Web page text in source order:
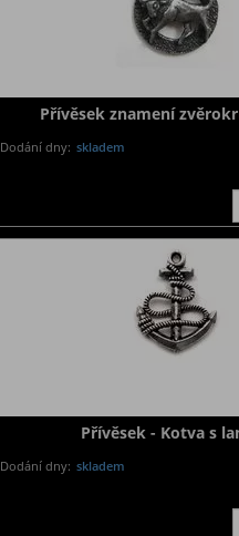
Přívěsek znamení
Dodání dny: skladem
Přívěsek - Kotva s
Dodání dny: skladem